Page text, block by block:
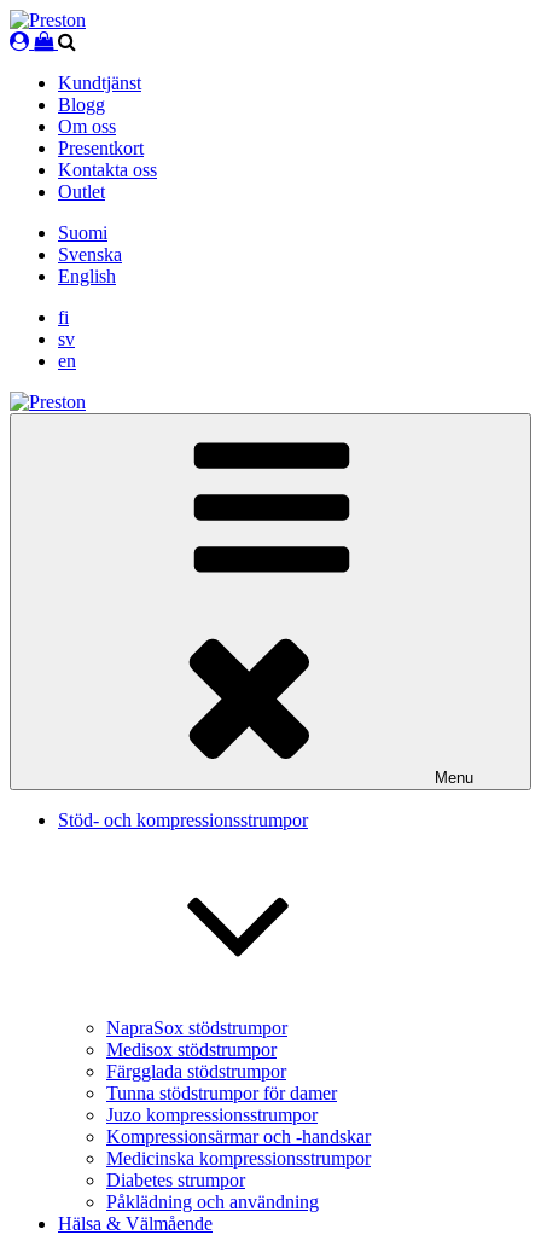
Skip
to
Kundtjänst
Blogg
Om oss
Presentkort
Kontakta oss
Outlet
Suomi
Svenska
English
fi
sv
en
Menu
Stöd- och kompressionsstrumpor
NapraSox stödstrumpor
Medisox stödstrumpor
Färgglada stödstrumpor
Tunna stödstrumpor för damer
Juzo kompressionsstrumpor
Kompressionsärmar och -handskar
Medicinska kompressionsstrumpor
Diabetes strumpor
Påklädning och användning
Hälsa & Välmående